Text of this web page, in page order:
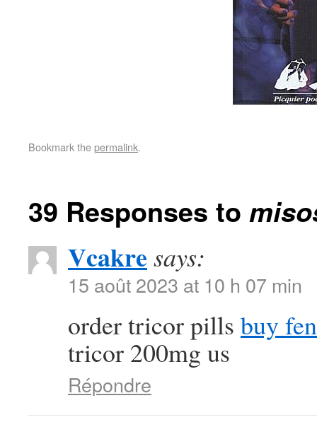
Bookmark thepermalink.
39 Responses to
Vcakre says:
15 août 2023 at 10 h 07 min
order tricor pills buy
tricor 200mg us
Répondre